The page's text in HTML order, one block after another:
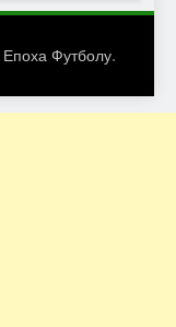
Епоха Футболу.